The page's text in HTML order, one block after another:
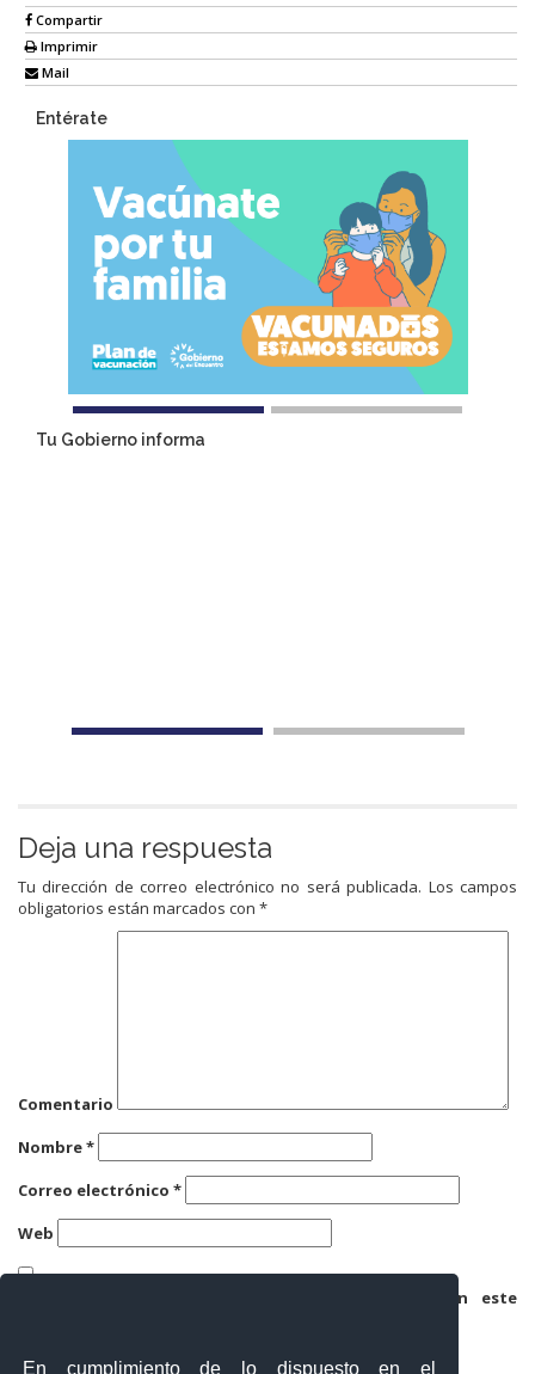
En cumplimiento de lo dispuesto en el
Compartir
Imprimir
Mail
Entérate
Tu Gobierno informa
Deja una respuesta
Tu dirección de correo electrónico no será publicada. Los campos
obligatorios están marcados con *
Comentario
Nombre*
Correo electrónico *
Web
Guarda mi nombre, correo electrónico y web en este